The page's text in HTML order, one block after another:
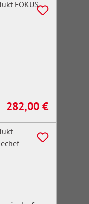
Regulärer Preis:
282,00 €